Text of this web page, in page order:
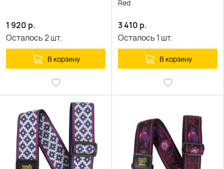
1 920 р.
Осталось2шт.
В корзину
Red
3 410 р.
Осталось 1 шт.
В корзину